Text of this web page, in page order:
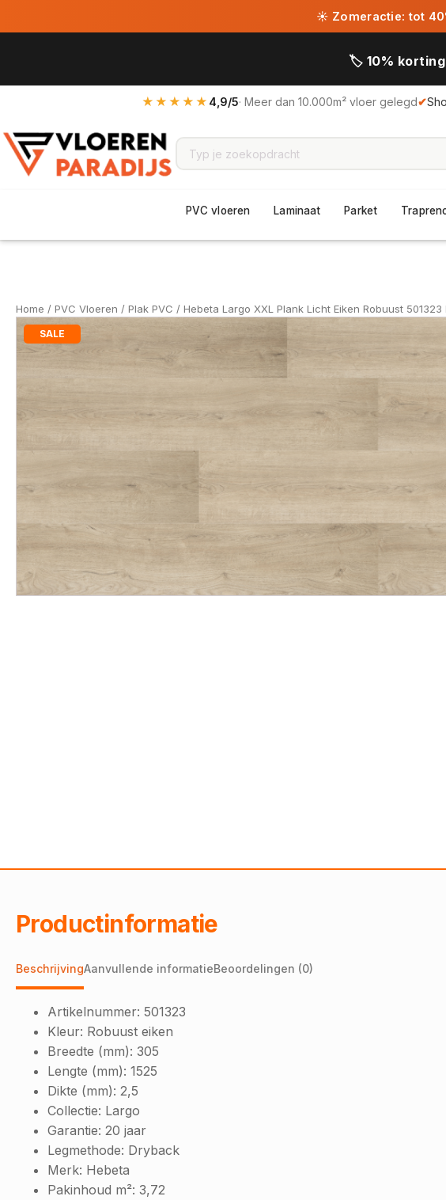
☀ Zomeractie: tot
🏷️ 10%
★★★★★ 4,9/5· Meer dan 10.000m² vloer gelegd✔
PVC vloeren Laminaat Parket
Home / PVC Vloeren / Plak PVC / Hebeta Largo XXL Plank Licht Eiken Robuust 501323
SALE
Productinformatie
BeschrijvingAanvullende informatieBeoordelingen (0)
Artikelnummer: 501323
Kleur: Robuust eiken
Breedte (mm): 305
Lengte (mm): 1525
Dikte (mm): 2,5
Collectie: Largo
Garantie: 20 jaar
Legmethode: Dryback
Merk: Hebeta
Pakinhoud m²: 3,72